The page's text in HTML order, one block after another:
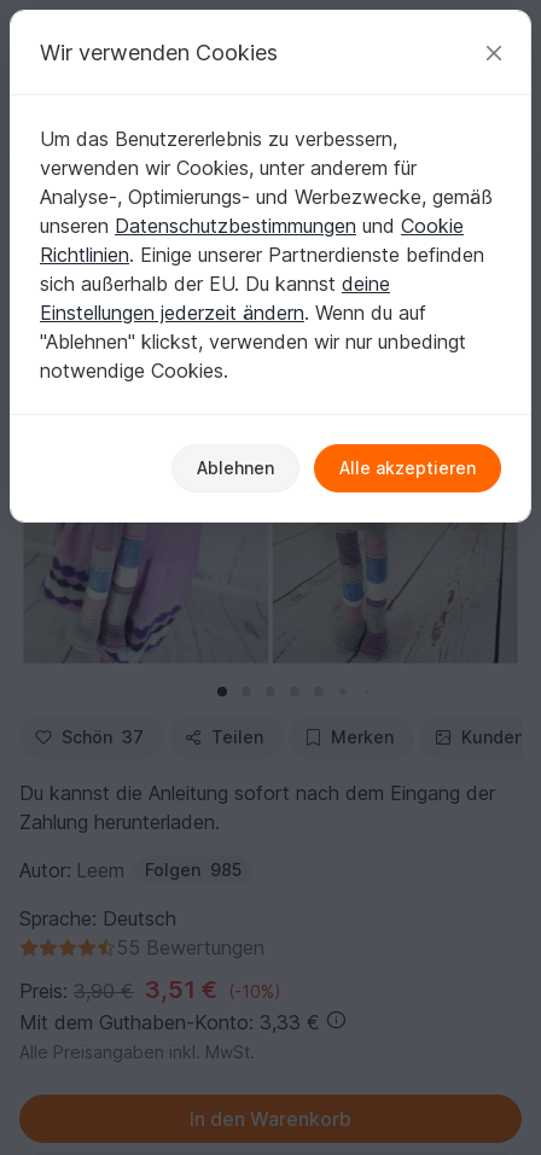
Deine kreativen Ideen
Deutsch | € (EUR) einloggen Kostenlos registrieren
Startseite Häkeln Amigurumi Mäuse & Ratten
Schlenkermaus aus Wollresten. Glückstier 2020!
Schlenkermaus aus Wollresten. Glückstier
2020!
Schön 37 Teilen Merken
Du kannst die Anleitung sofort nach dem Eingang der
Zahlung herunterladen.
Autor: Leem Folgen 985
Sprache: Deutsch
55 Bewertungen
Preis: 3,90 € 3,51 € (-10%)
Mit dem Guthaben-Konto: 3,33 €
Alle Preisangaben inkl. MwSt.
Wir verwenden Cookies
Um das Benutzererlebnis zu verbessern,
verwenden wir Cookies, unter anderem für
Analyse-, Optimierungs- und Werbezwecke, gemäß
unseren Datenschutzbestimmungen und Cookie
Richtlinien. Einige unserer Partnerdienste befinden
sich außerhalb der EU. Du kannst deine
Einstellungen jederzeit ändern. Wenn du auf
"Ablehnen" klickst, verwenden wir nur unbedingt
notwendige Cookies.
Ablehnen Alle akzeptieren